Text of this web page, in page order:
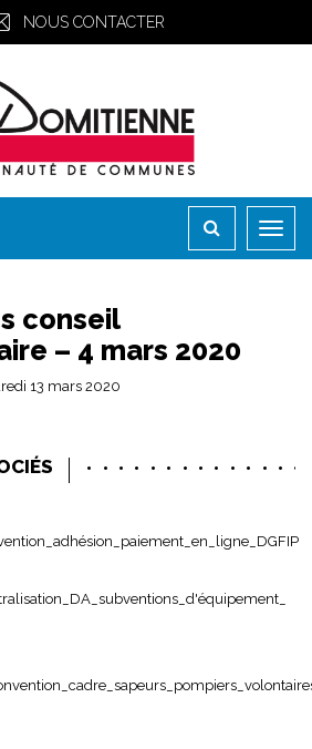
NOUS CONTACTER
conseil
– 4 mars 2020
13 mars 2020